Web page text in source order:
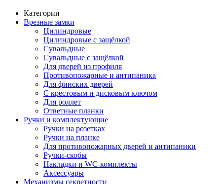
Категории
Врезные замки
Цилиндровые
Цилиндровые с защёлкой
Сувальдные
Сувальдные с защёлкой
Для дверей из профиля
Противопожарные и антипаника
Для финских дверей
С крестовым и дисковым ключом
Для роллет
Ответные планки
Ручки и комплектующие
Ручки на розетках
Ручки на планке
Для противопожарных дверей и антипаники
Ручки-скобы
Накладки и WC-комплекты
Аксессуары
Механизмы секретности